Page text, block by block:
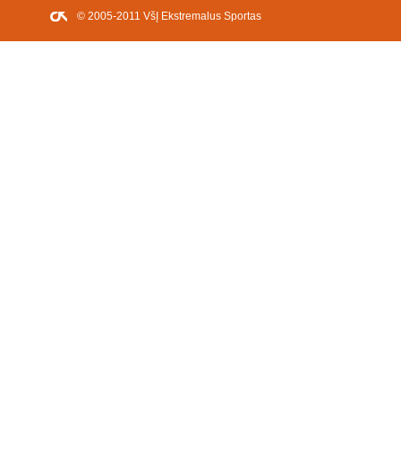
© 2005-2011 VšĮ Ekstremalus Sportas